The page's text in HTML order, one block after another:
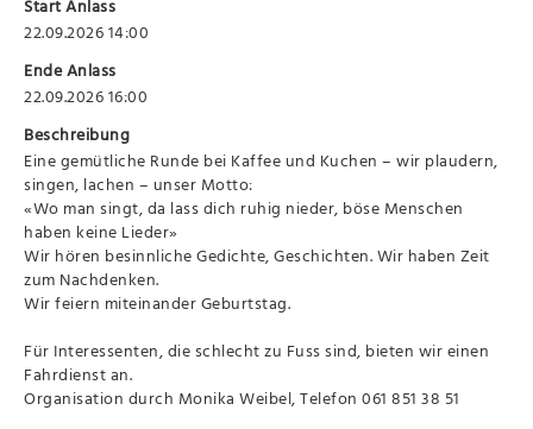
Start Anlass
22.09.2026 14:00
Ende Anlass
22.09.2026 16:00
Beschreibung
Eine gemütliche Runde bei Kaffee und Kuchen – wir plaudern,
singen, lachen – unser Motto:
«Wo man singt, da lass dich ruhig nieder, böse Menschen
haben keine Lieder»
Wir hören besinnliche Gedichte, Geschichten. Wir haben Zeit
zum Nachdenken.
Wir feiern miteinander Geburtstag.
Für Interessenten, die schlecht zu Fuss sind, bieten wir einen
Fahrdienst an.
Organisation durch Monika Weibel, Telefon 061 851 38 51